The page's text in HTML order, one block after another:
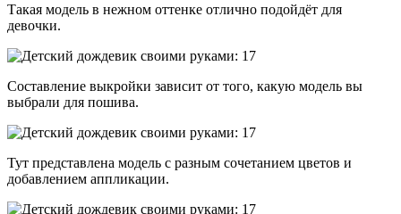
Такая модель в нежном оттенке отлично подойдёт для
девочки.
Составление выкройки зависит от того, какую модель вы
выбрали для пошива.
Тут представлена модель с разным сочетанием цветов и
добавлением аппликации.